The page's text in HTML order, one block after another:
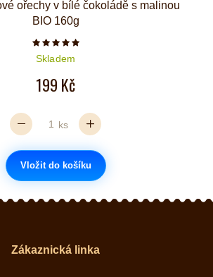
ořechy v bílé čokoládě s malinou
BIO 160g
Počet hvězdiček je 5 z 5
Skladem
199 Kč
ks
Vložit do košíku
Zákaznická linka